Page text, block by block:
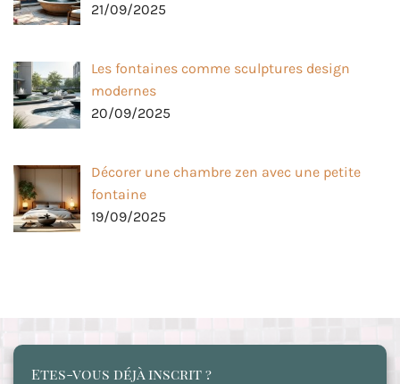
21/09/2025
Les fontaines comme sculptures design
modernes
20/09/2025
Décorer une chambre zen avec une petite
fontaine
19/09/2025
Etes-vous déjà inscrit ?